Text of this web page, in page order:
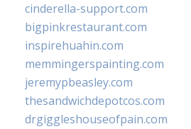
cinderella-support.com
bigpinkrestaurant.com
inspirehuahin.com
memmingerspainting.com
jeremypbeasley.com
thesandwichdepotcos.com
drgiggleshouseofpain.com